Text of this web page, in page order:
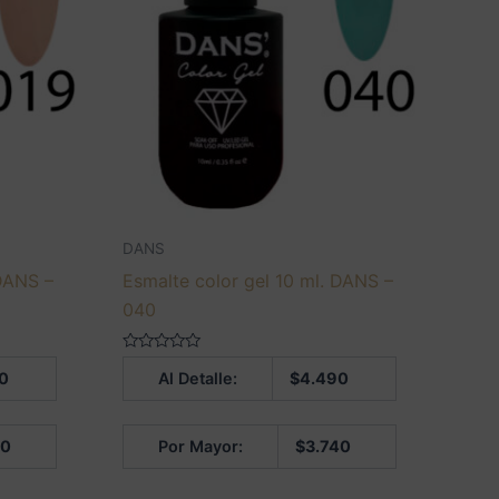
–
DANS
Esmalte color gel 10 ml. DANS –
040
Al Detalle: $4.490
Por Mayor: $3.740